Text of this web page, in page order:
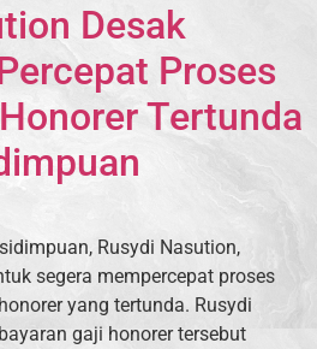
Desak
Proses
Tertunda
Rusydi Nasution,
segera mempercepat proses
yang tertunda. Rusydi
gaji honorer tersebut